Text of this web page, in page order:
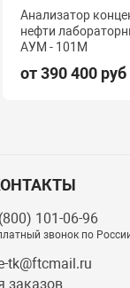
Анализатор
нефти
АУМ - 101М
от 390 400 руб
101-06-96
звонок по
tk@ftcmail.ru
заказов